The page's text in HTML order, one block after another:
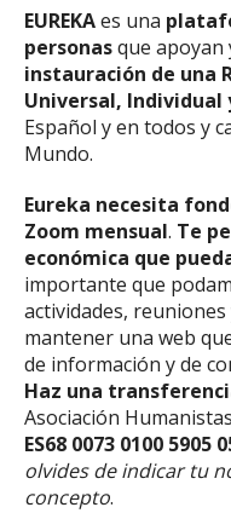
EUREKAes una
personasque apoyan
instauración de una
Universal, Individual
Español y en todos y
Mundo.
Eureka necesita
Zoom mensual. Te
económica que
importante que
actividades,
mantener una web
de información y de
Haz una
Asociación
ES68 0073 0100 5905
olvides de indicar tu
concepto.